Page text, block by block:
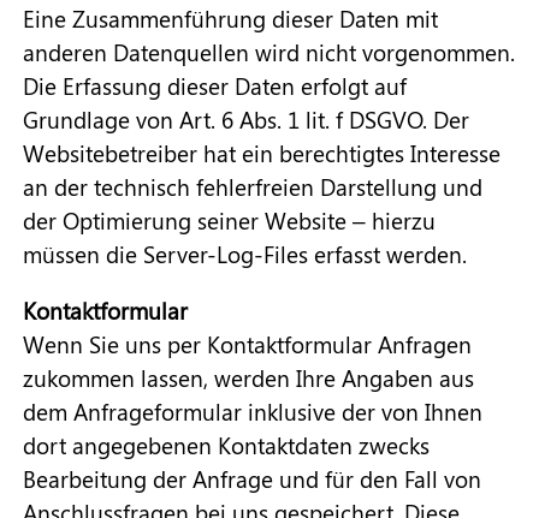
Eine Zusammenführung dieser Daten mit
anderen Datenquellen wird nicht vorgenommen.
Die Erfassung dieser Daten erfolgt auf
Grundlage von Art. 6 Abs. 1 lit. f DSGVO. Der
Websitebetreiber hat ein berechtigtes Interesse
an der technisch fehlerfreien Darstellung und
der Optimierung seiner Website – hierzu
müssen die Server-Log-Files erfasst werden.
Kontaktformular
Wenn Sie uns per Kontaktformular Anfragen
zukommen lassen, werden Ihre Angaben aus
dem Anfrageformular inklusive der von Ihnen
dort angegebenen Kontaktdaten zwecks
Bearbeitung der Anfrage und für den Fall von